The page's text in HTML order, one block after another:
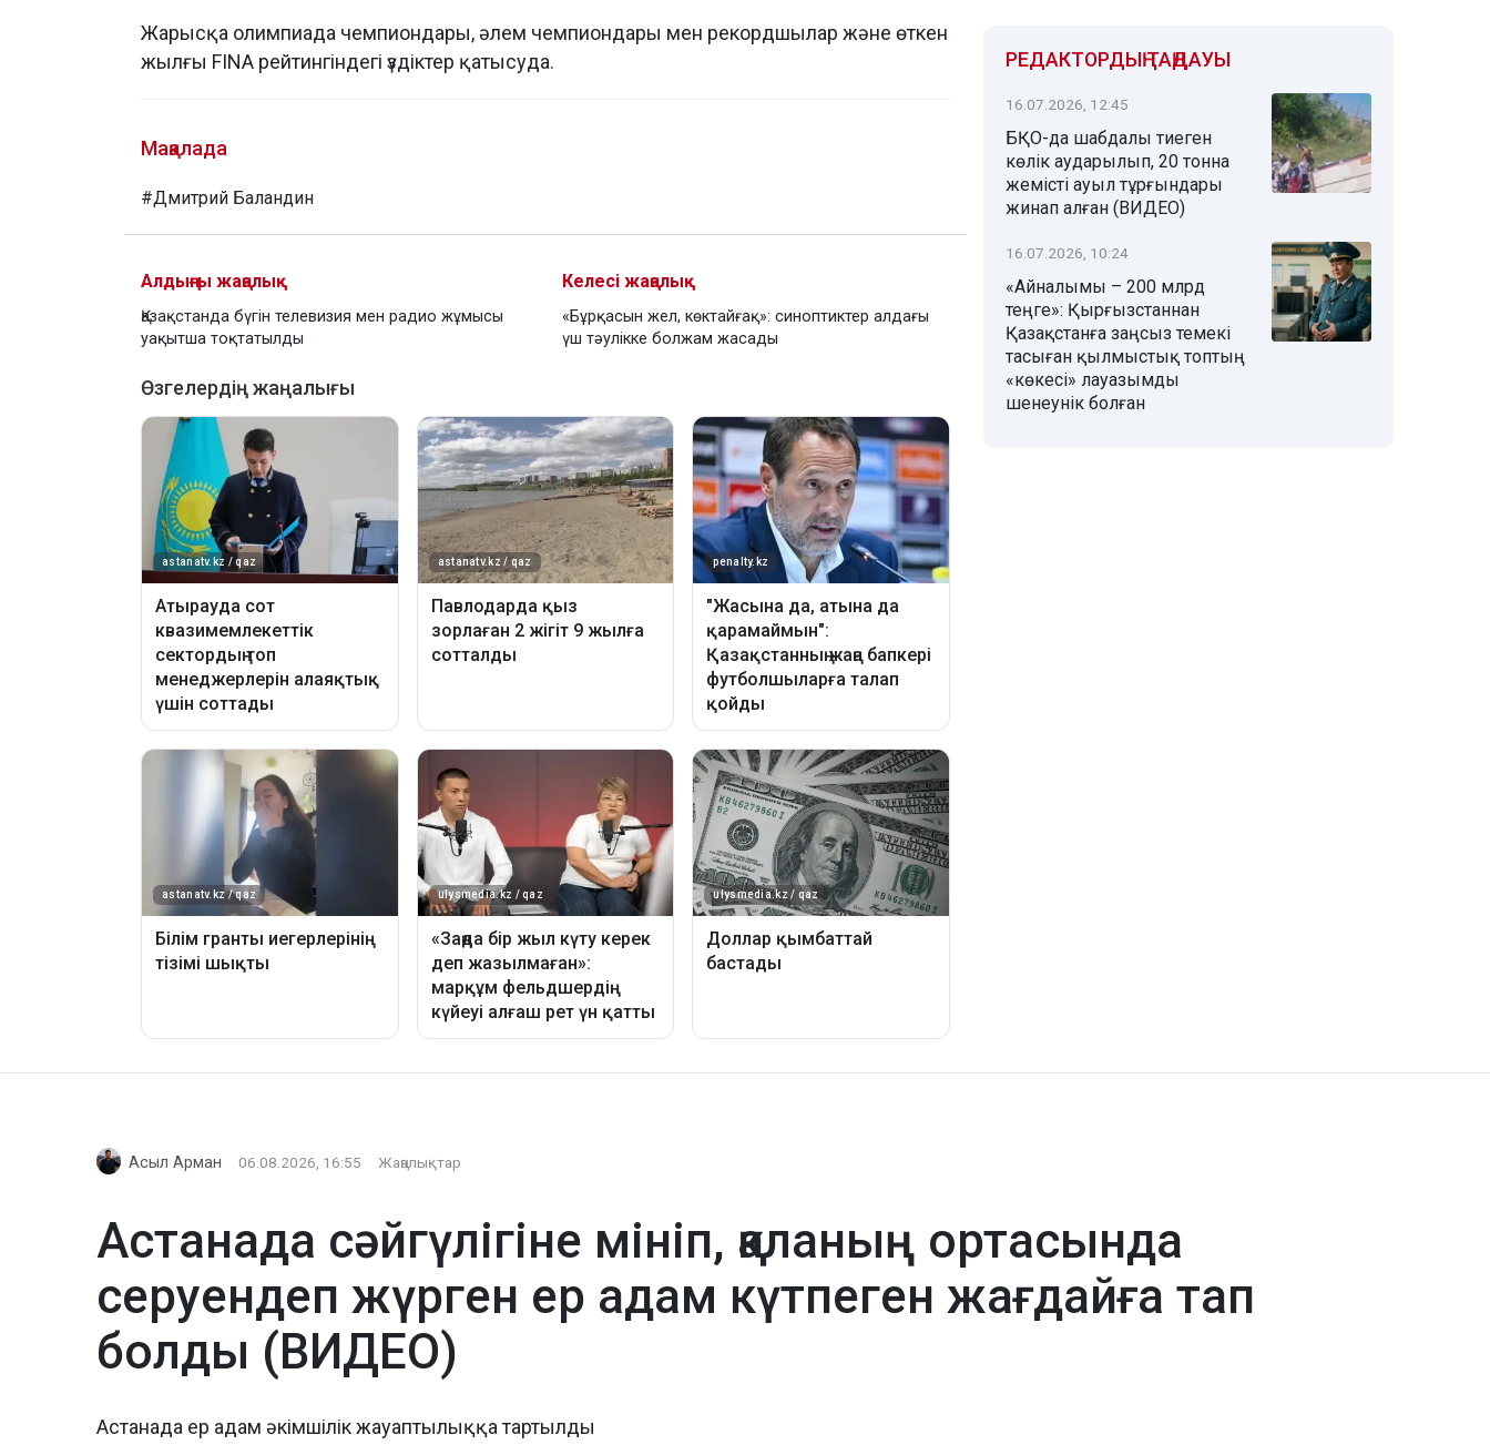
Жарысқа олимпиада чемпиондары, әлем чемпиондары мен рекордшылар және өткен
жылғы FINA рейтингіндегі үздіктер қатысуда.
Мақалада
#Дмитрий Баландин
Алдыңғы жаңалық
Қазақстанда бүгін телевизия мен радио жұмысы
уақытша тоқтатылды
Келесі жаңалық
«Бұрқасын жел, көктайғақ»: синоптиктер алдағы
үш тәулікке болжам жасады
РЕДАКТОРДЫҢ ТАҢДАУЫ
16.07.2026, 12:45
БҚО-да шабдалы тиеген
көлік аударылып, 20 тонна
жемісті ауыл тұрғындары
жинап алған (ВИДЕО)
16.07.2026, 10:24
«Айналымы – 200 млрд
теңге»: Қырғызстаннан
Қазақстанға заңсыз темекі
тасыған қылмыстық топтың
«көкесі» лауазымды
шенеунік болған
Асыл Арман 06.08.2026, 16:55 Жаңалықтар
Астанада сәйгүлігіне мініп, қаланың ортасында
серуендеп жүрген ер адам күтпеген жағдайға тап
болды (ВИДЕО)
Астанада ер адам әкімшілік жауаптылыққа тартылды